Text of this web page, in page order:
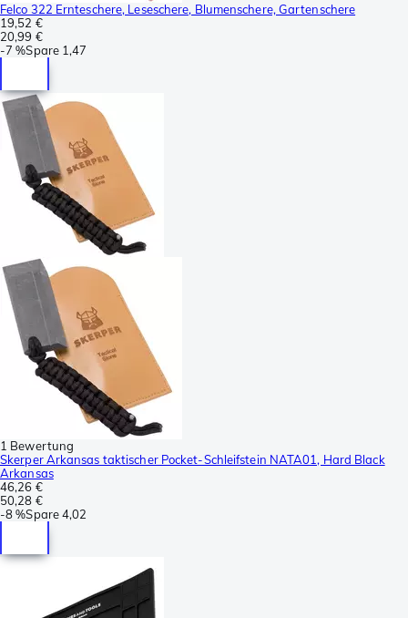
Felco 322 Ernteschere, Leseschere, Blumenschere, Gartenschere
19,52 €
20,99 €
-7 %Spare 1,47
1 Bewertung
Skerper Arkansas taktischer Pocket-Schleifstein NATA01, Hard Black
Arkansas
46,26 €
50,28 €
-8 %Spare4,02